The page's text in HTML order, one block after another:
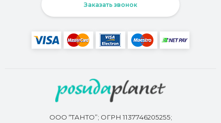
Заказать звонок
ООО “ТАНТО”; ОГРН 1137746205255;